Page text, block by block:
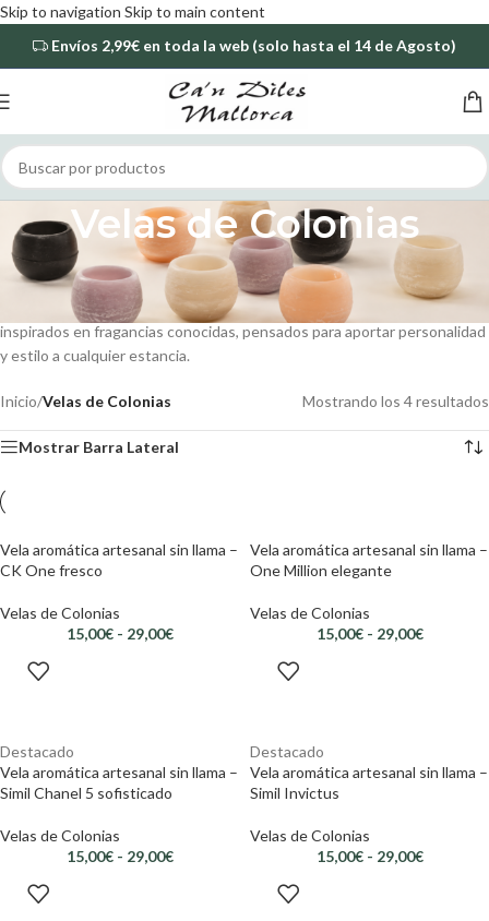
Skip to navigation Skip to main content
Envíos 2,99€ en toda la web (solo hasta el 14 de Agosto)
Velas de Colonias
Las velas de coloniason perfectas para quienes buscan perfumar su
hogar con aromas elegantes, frescos y reconocibles. En Ca’n Diles
Mallorca encontrarás una selección de fanales y cuencos aromáticos
inspirados en fragancias conocidas, pensados para aportar personalidad
y estilo a cualquier estancia.
Inicio/Velas de Colonias Mostrando los 4 resultados
Mostrar Barra Lateral
Vela aromática artesanal sin llama –
CK One fresco
Velas de Colonias
15,00€ - 29,00€
Vela aromática artesanal sin llama –
One Million elegante
Velas de Colonias
15,00€ - 29,00€
Destacado
Vela aromática artesanal sin llama –
Simil Chanel 5 sofisticado
Velas de Colonias
15,00€ - 29,00€
Destacado
Vela aromática artesanal sin llama –
Simil Invictus
Velas de Colonias
15,00€ - 29,00€